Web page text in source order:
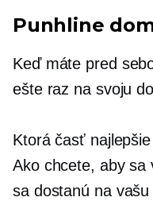
Punhline
Keď máte pred
ešte raz na svoju
Ktorá časť
Ako chcete, aby sa
sa dostanú na